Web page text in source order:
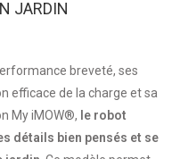
JARDIN
breveté, ses
efficace de la charge et sa
My iMOW®, le robot
détails bien pensés et se